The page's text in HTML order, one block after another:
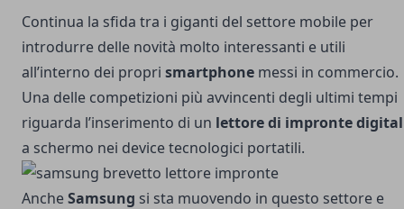
Continua la sfida tra i giganti del settore mobile per
introdurre delle novità molto interessanti e utili
all’interno dei propri smartphone messi in commercio.
Una delle competizioni più avvincenti degli ultimi tempi
riguarda l’inserimento di un lettore di impronte
a schermo nei device tecnologici portatili.
AncheSamsung si sta muovendo in questo settore e